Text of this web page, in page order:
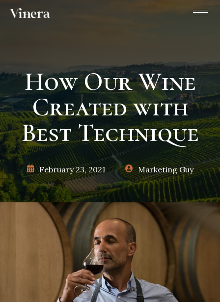
How Our Wine
Created with
Best Technique
February 23, 2021 Marketing Guy